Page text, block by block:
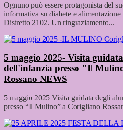
Ognuno può essere protagonista del
informativa su diabete e
Distretto 2102. Un ringraziamento...
5 maggio 2025- Visita
dell'infanzia presso "Il
Rossano NEWS
5 maggio 2025 Visita guidata degli
presso “Il Mulino” a Corigliano